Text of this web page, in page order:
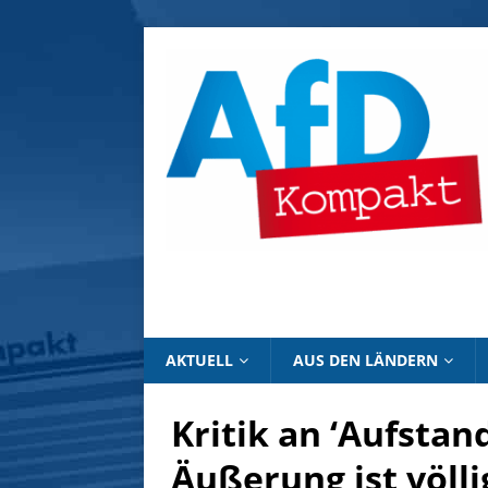
AKTUELL AUS DEN LÄNDERN
Kritik an
Äußerung ist